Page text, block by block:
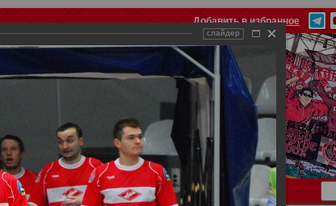
Добавить в избранное
О футболе КБ Форум Ссылки Связь
слайдер